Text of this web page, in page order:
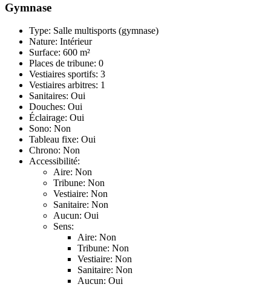
Gymnase
Type: Salle multisports (gymnase)
Nature: Intérieur
Surface: 600 m²
Places de tribune: 0
Vestiaires sportifs: 3
Vestiaires arbitres: 1
Sanitaires: Oui
Douches: Oui
Éclairage: Oui
Sono: Non
Tableau fixe: Oui
Chrono: Non
Accessibilité:
Aire: Non
Tribune: Non
Vestiaire: Non
Sanitaire: Non
Aucun: Oui
Sens:
Aire: Non
Tribune: Non
Vestiaire: Non
Sanitaire: Non
Aucun: Oui